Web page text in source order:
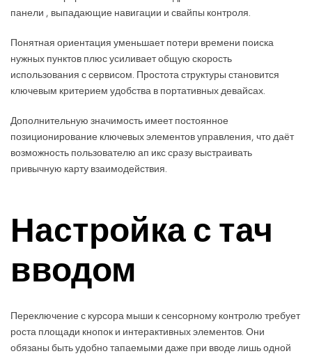
панели , выпадающие навигации и свайпы контроля.
Понятная ориентация уменьшает потери времени поиска
нужных пунктов плюс усиливает общую скорость
использования с сервисом. Простота структуры становится
ключевым критерием удобства в портативных девайсах.
Дополнительную значимость имеет постоянное
позиционирование ключевых элементов управления, что даёт
возможность пользователю ап икс сразу выстраивать
привычную карту взаимодействия.
Настройка с тач
вводом
Переключение с курсора мыши к сенсорному контролю требует
роста площади кнопок и интерактивных элементов. Они
обязаны быть удобно тапаемыми даже при вводе лишь одной